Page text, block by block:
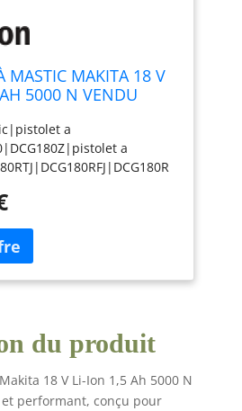
MASTIC MAKITA 18 V
5000 N VENDU
a
a
du produit
18 V Li-Ion 1,5 Ah 5000 N
performant, conçu pour